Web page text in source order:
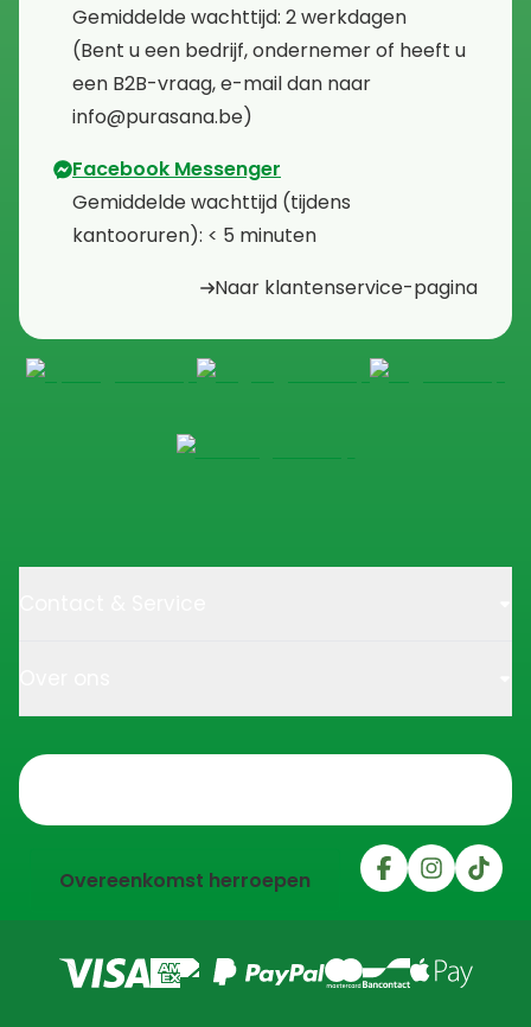
⁠Gemiddelde wachttijd: 2 werkdagen
⁠(Bent u een bedrijf, ondernemer of heeft u
een B2B-vraag, e-mail dan naar
info@purasana.be)
Facebook Messenger
⁠Gemiddelde wachttijd (tijdens
kantooruren): < 5 minuten
Naar klantenservice-pagina
Overeenkomst herroepen